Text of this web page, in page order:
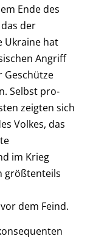
Ende des
der
Ukraine hat
Angriff
Geschütze
Selbst pro-
zeigten sich
Volkes, das
im Krieg
größtenteils
dem Feind.